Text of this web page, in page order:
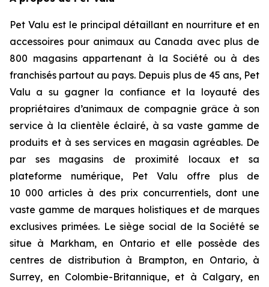
Pet Valu est le principal détaillant en nourriture et en
accessoires pour animaux au Canada avec plus de
800 magasins appartenant à la Société ou à des
franchisés partout au pays. Depuis plus de 45 ans, Pet
Valu a su gagner la confiance et la loyauté des
propriétaires d’animaux de compagnie grâce à son
service à la clientèle éclairé, à sa vaste gamme de
produits et à ses services en magasin agréables. De
par ses magasins de proximité locaux et sa
plateforme numérique, Pet Valu offre plus de
10 000 articles à des prix concurrentiels, dont une
vaste gamme de marques holistiques et de marques
exclusives primées. Le siège social de la Société se
situe à Markham, en Ontario et elle possède des
centres de distribution à Brampton, en Ontario, à
Surrey, en Colombie-Britannique, et à Calgary, en